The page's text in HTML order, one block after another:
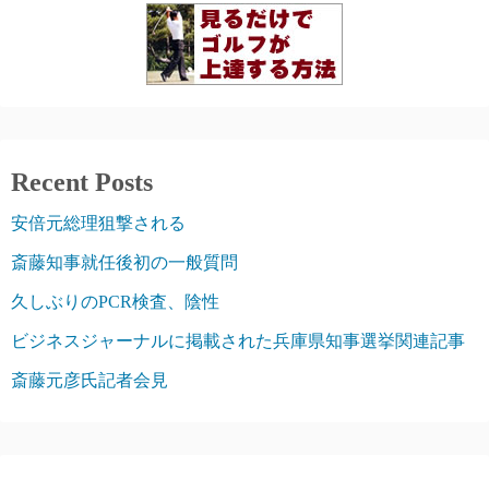
Recent Posts
安倍元総理狙撃される
斎藤知事就任後初の一般質問
久しぶりのPCR検査、陰性
ビジネスジャーナルに掲載された兵庫県知事選挙関連記事
斎藤元彦氏記者会見